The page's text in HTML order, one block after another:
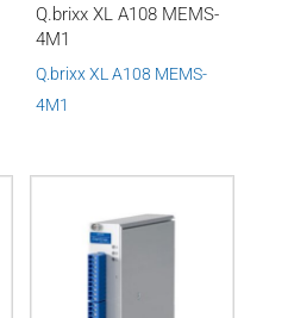
Q.brixx XL A108 MEMS-
4M1
Q.brixx XL A108 MEMS-
4M1